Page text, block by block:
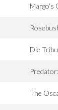
Margo's
Die
The